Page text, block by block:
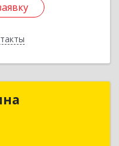
Валентина